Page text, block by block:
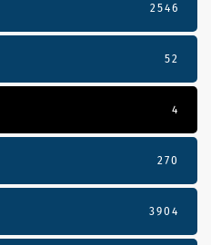
2546
52
4
270
3904